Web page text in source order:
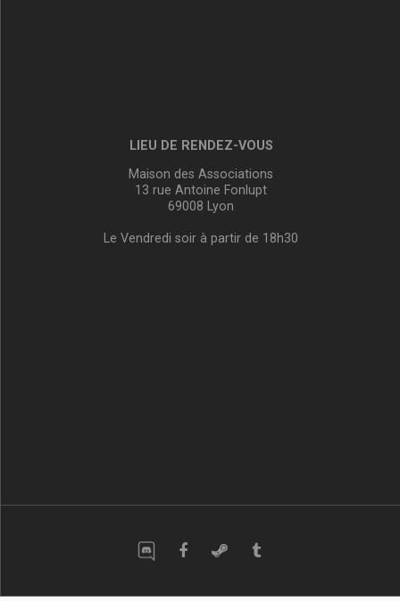
LIEU DE RENDEZ-VOUS
Maison des Associations
13 rue Antoine Fonlupt
69008 Lyon
Le Vendredi soir à partir de 18h30